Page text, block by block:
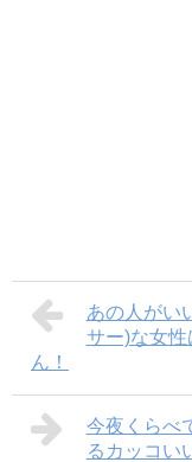
あの人がい
サー)な女性
ん！
今夜くらべ
るカッコい